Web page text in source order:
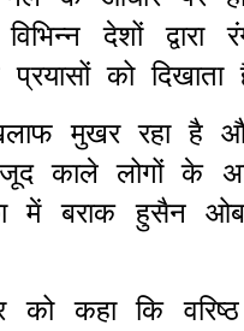
देशों
को दिखाता
मुखर रहा है
काले लोगों के
में बराक हुसैन
कहा कि वरिष्ठ